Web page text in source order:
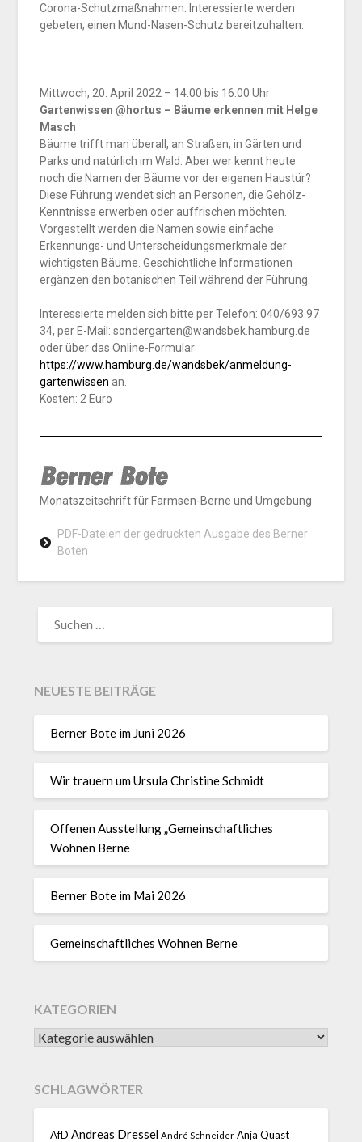
Corona-Schutzmaßnahmen. Interessierte werden
gebeten, einen Mund-Nasen-Schutz bereitzuhalten.
Mittwoch, 20. April 2022 – 14:00 bis 16:00 Uhr
Gartenwissen @hortus – Bäume erkennen mit Helge
Masch
Bäume trifft man überall, an Straßen, in Gärten und
Parks und natürlich im Wald. Aber wer kennt heute
noch die Namen der Bäume vor der eigenen Haustür?
Diese Führung wendet sich an Personen, die Gehölz-
Kenntnisse erwerben oder auffrischen möchten.
Vorgestellt werden die Namen sowie einfache
Erkennungs- und Unterscheidungsmerkmale der
wichtigsten Bäume. Geschichtliche Informationen
ergänzen den botanischen Teil während der Führung.
Interessierte melden sich bitte per Telefon: 040/693 97
34, per E-Mail: sondergarten@wandsbek.hamburg.de
oder über das Online-Formular
https://www.hamburg.de/wandsbek/anmeldung-
gartenwissen an.
Kosten: 2 Euro
Monatszeitschrift für Farmsen-Berne und Umgebung
PDF-Dateien der gedruckten Ausgabe des Berner
Boten
NEUESTE BEITRÄGE
Berner Bote im Juni 2026
Wir trauern um Ursula Christine Schmidt
Offenen Ausstellung „Gemeinschaftliches
Wohnen Berne
Berner Bote im Mai 2026
Gemeinschaftliches Wohnen Berne
KATEGORIEN
SCHLAGWÖRTER
AfD Andreas Dressel André Schneider Anja Quast